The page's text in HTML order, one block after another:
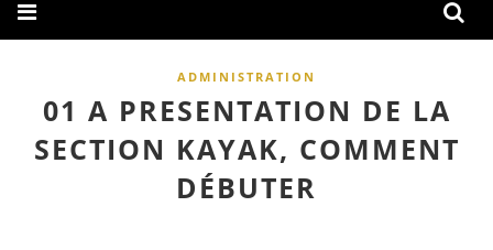
ADMINISTRATION
01 A PRESENTATION DE LA
SECTION KAYAK, COMMENT
DÉBUTER